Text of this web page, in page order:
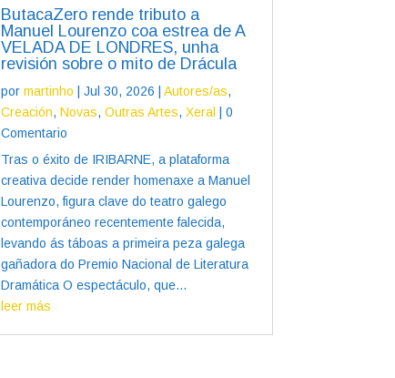
ButacaZero rende tributo a
Manuel Lourenzo coa estrea de A
VELADA DE LONDRES, unha
revisión sobre o mito de Drácula
por martinho Jul 30, 2026 Autores/as,
Creación, Novas, Outras Artes, Xeral
| 0
Comentario
Tras o éxito de IRIBARNE, a plataforma
creativa decide render homenaxe a Manuel
Lourenzo, figura clave do teatro galego
contemporáneo recentemente falecida,
levando ás táboas a primeira peza galega
gañadora do Premio Nacional de Literatura
Dramática O espectáculo, que...
leer más